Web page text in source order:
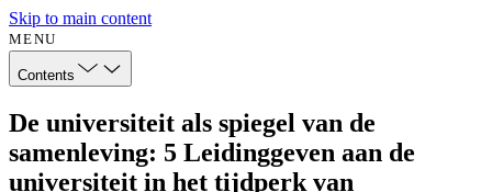
Skip to main content
MENU
Contents
De universiteit als spiegel van de
samenleving: 5 Leidinggeven aan de
universiteit in het tijdperk van